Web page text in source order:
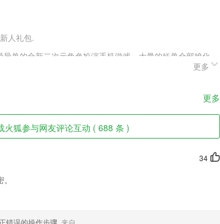
人礼包.
兽的全新二次元角色扮演手机游戏，大量的妖兽全部娘化，
。主流的二次元画面和角色形象，同时游戏中还有着来自山海
义，做一个与众不同的微商。
速分配学习任务；实时跟踪学习进度，在线学习不再漫无目
相机同时支持自拍功能。
更多
更多
火狐参与网友评论互动 ( 688 条 )
34
错误的操作步骤 来自